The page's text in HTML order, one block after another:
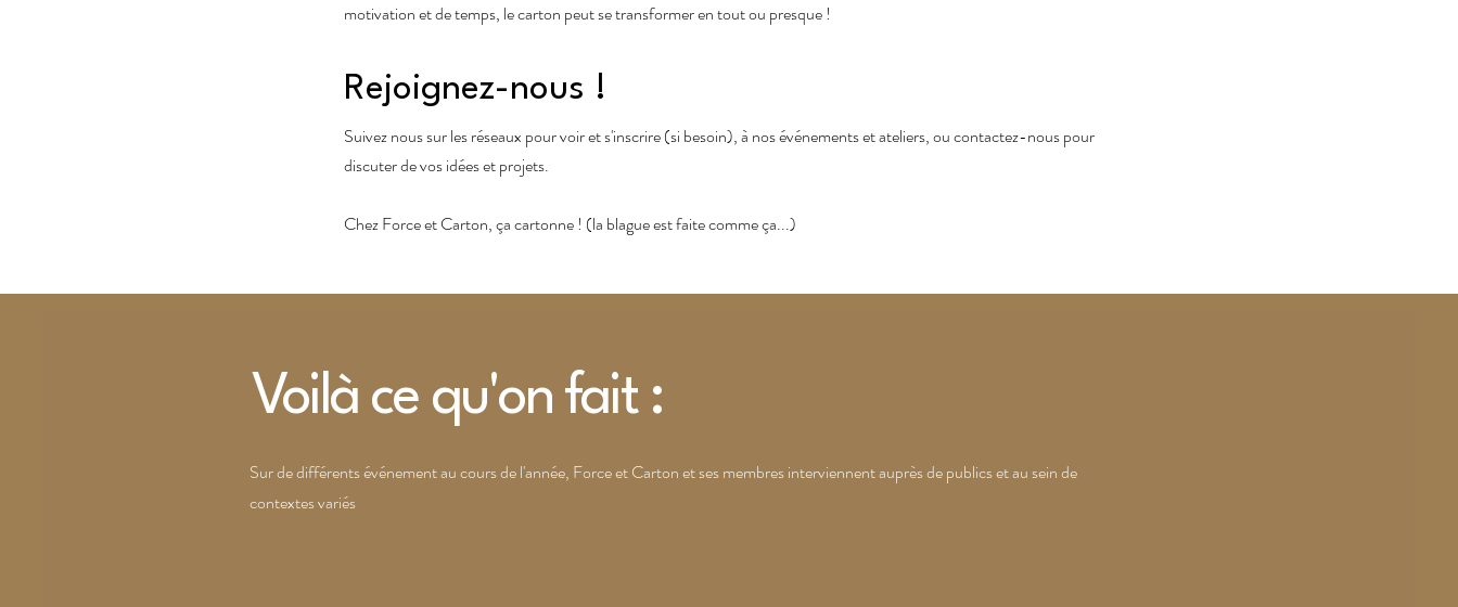
motivation et de temps, le carton peut se transformer en tout ou presque !
Rejoignez-nous !
Suivez nous sur les réseaux pour voir et s'inscrire (si besoin), à nos événements et ateliers, ou contactez-nous pour
discuter de vos idées et projets.
Chez Force et Carton, ça cartonne ! (la blague est faite comme ça...)
Voilà ce qu'on fait :
Sur de différents événement au cours de l'année, Force et Carton et ses membres interviennent auprès de publics et au sein de
contextes variés